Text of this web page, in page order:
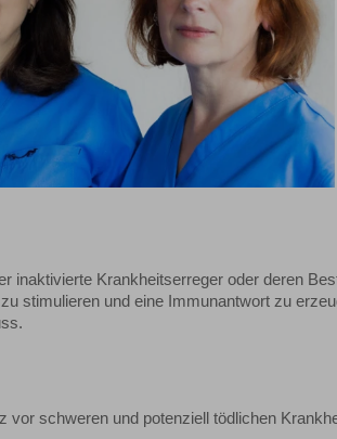
inaktivierte Krankheitserreger oder deren
stimulieren und eine Immunantwort zu
vor schweren und potenziell tödlichen